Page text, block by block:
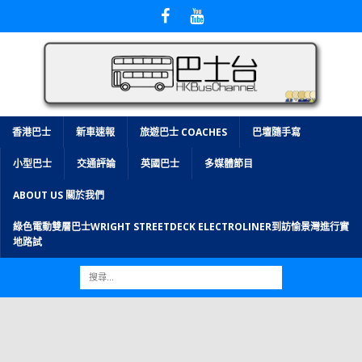
香港巴士 新車速報 旅遊巴士 COACHES 巴壇隨手寫
小型巴士 交通評論 英國巴士 多媒體節目
ABOUT US 關於我們
綠色電動雙層巴士WRIGHT STREETDECK ELECTROLINER到訪愉景灣進行實
地路試